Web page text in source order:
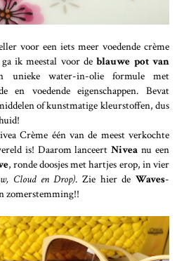
voor een iets meer voedende crème
ik meestal voor deblauwe pot van
unieke water-in-olie formule met
en voedende eigenschappen. Bevat
of kunstmatige kleurstoffen, dus
Crème één van de meest verkochte
is! Daarom lanceertNiveanu een
, ronde doosjes met hartjes erop, in vier
Cloud en Drop). Zie hier deWaves-
zomerstemming!!